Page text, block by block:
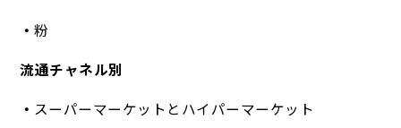
粉
流通チャネル別
スーパーマーケットとハイパーマーケット